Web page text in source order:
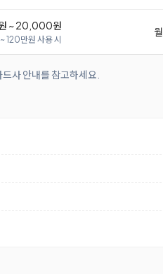
~ 20,000원
120만원 사용 시
사 안내를 참고하세요.